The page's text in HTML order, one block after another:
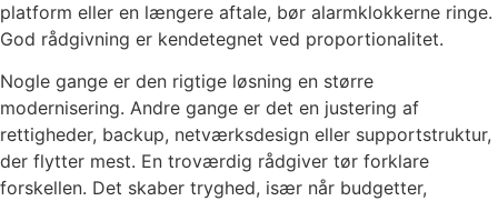
platform eller en længere aftale, bør alarmklokkerne ringe.
God rådgivning er kendetegnet ved proportionalitet.
Nogle gange er den rigtige løsning en større
modernisering. Andre gange er det en justering af
rettigheder, backup, netværksdesign eller supportstruktur,
der flytter mest. En troværdig rådgiver tør forklare
forskellen. Det skaber tryghed, især når budgetter,